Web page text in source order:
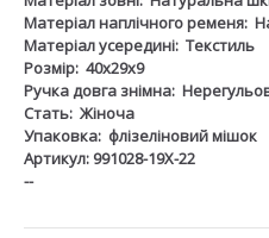
Матеріал наплічного ременя:
Матеріал усередині: Текстиль
Розмір: 40х29х9
Ручка довга знімна:
Стать: Жіноча
Упаковка: флізеліновий мішок
Артикул: 991028-19Х-22
--